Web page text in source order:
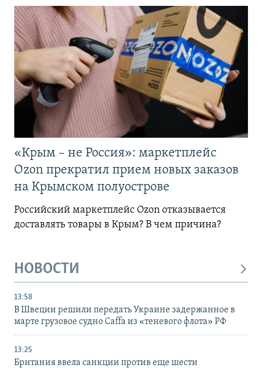
«Крым – не Россия»: маркетплейс
Ozon прекратил прием новых заказов
на Крымском полуострове
Российский маркетплейс Ozon отказывается
доставлять товары в Крым? В чем причина?
НОВОСТИ
13:58
В Швеции решили передать Украине задержанное в
марте грузовое судно Caffa из «теневого флота» РФ
13:25
Британия ввела санкции против еще шести